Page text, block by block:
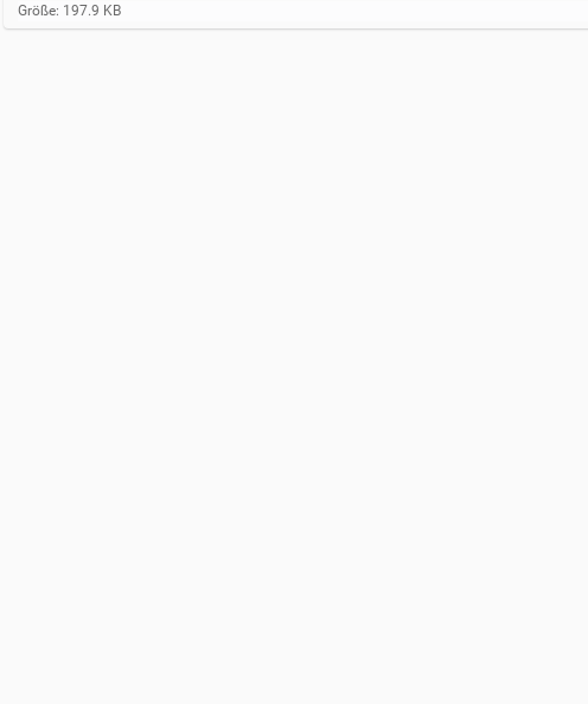
Z
e
Größe: 197.9 KB